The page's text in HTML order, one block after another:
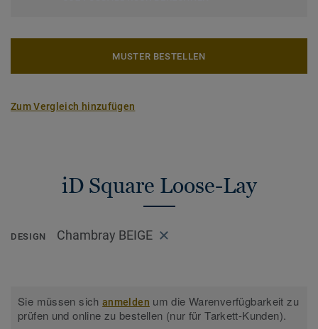
MUSTER BESTELLEN
Zum Vergleich hinzufügen
iD Square Loose-Lay
DESIGN Chambray BEIGE
Sie müssen sichanmelden um die Warenverfügbarkeit zu
prüfen und online zu bestellen (nur für Tarkett-Kunden).